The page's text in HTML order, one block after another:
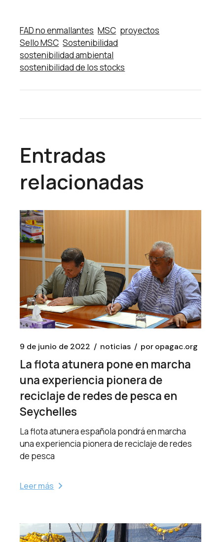
FAD no enmallantes MSC proyectos
Sello MSC Sostenibilidad
sostenibilidad ambiental
sostenibilidad de los stocks
Entradas
relacionadas
9 de junio de 2022 noticias poropagac.org
La flota atunera pone en marcha
una experiencia pionera de
reciclaje de redes de pesca en
Seychelles
La flota atunera española pondrá en marcha
una experiencia pionera de reciclaje de redes
de pesca
Leer más